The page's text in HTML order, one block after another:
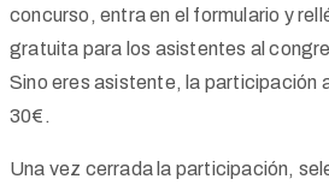
concurso, entra en el formulario y
gratuita para los asistentes al
Sino eres asistente, la participación
30€.
Una vez cerrada la participación,